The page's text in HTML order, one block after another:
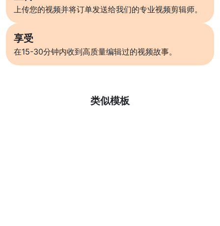
上传您的视频并将订单发送给我们的专业视频剪辑师。
享受
在15-30分钟内收到高质量编辑过的视频故事。
类似模板
了解更多